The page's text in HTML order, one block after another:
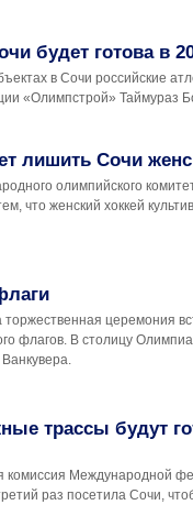
будет готова в
в Сочи российские
«Олимпстрой» Таймураз
лишить Сочи
олимпийского
что женский хоккей
церемония
флагов. В столицу
трассы будут
комиссия Международной
раз посетила Сочи,